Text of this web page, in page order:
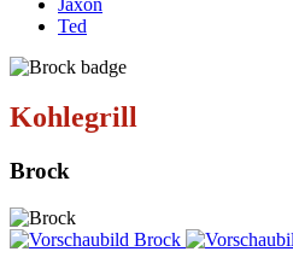
Ted
Kohlegrill
Brock